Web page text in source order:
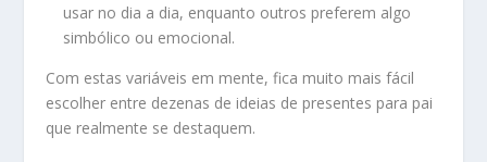
usar no dia a dia, enquanto outros preferem algo
simbólico ou emocional.
Com estas variáveis em mente, fica muito mais fácil
escolher entre dezenas de ideias de presentes para pai
que realmente se destaquem.